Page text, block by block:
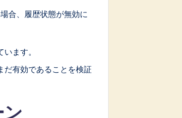
合、履歴状態が無効に
ます。
だ有効であることを検証